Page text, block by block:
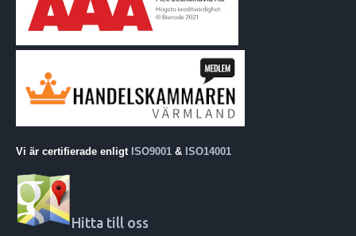
Vi är certifierade enligt ISO9001 & ISO14001
Hitta till oss